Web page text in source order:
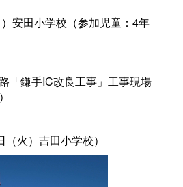
安田小学校（参加児童：4年
「鎌手IC改良工事」工事現場
（火）吉田小学校）